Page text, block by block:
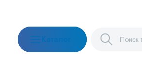
Каталог